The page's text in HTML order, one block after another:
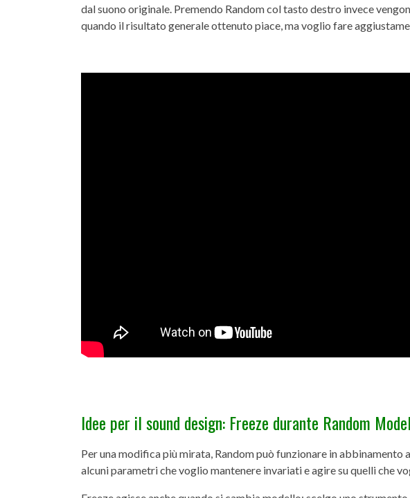
dal suono originale. Premendo Random col tasto destro invece
quando il risultato generale ottenuto piace, ma voglio fare
Idee per il sound design: Freeze durante Random Model
Per una modifica più mirata, Random può funzionare in abbinamento
alcuni parametri che voglio mantenere invariati e agire su quelli che